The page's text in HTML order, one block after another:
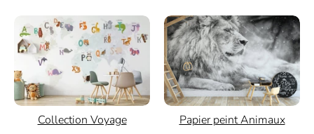
Collection Voyage Papier peint Animaux